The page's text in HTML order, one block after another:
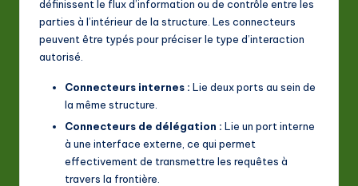
définissent le flux d’information ou de contrôle entre les
parties à l’intérieur de la structure. Les connecteurs
peuvent être typés pour préciser le type d’interaction
autorisé.
Connecteurs internes : Lie deux ports au sein de
la même structure.
Connecteurs de délégation : Lie un port interne
à une interface externe, ce qui permet
effectivement de transmettre les requêtes à
travers la frontière.